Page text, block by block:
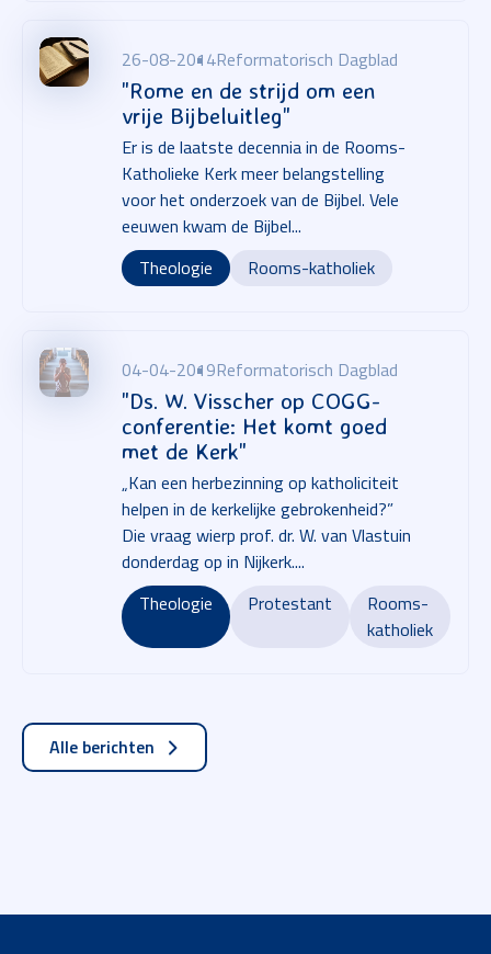
26-08-2014Reformatorisch Dagblad
"Rome en de strijd om een
vrije Bijbeluitleg"
Er is de laatste decennia in de Rooms-
Katholieke Kerk meer belangstelling
voor het onderzoek van de Bijbel. Vele
eeuwen kwam de Bijbel...
Theologie
Rooms-katholiek
04-04-2019Reformatorisch Dagblad
"Ds. W. Visscher op COGG-
conferentie: Het komt goed
met de Kerk"
„Kan een herbezinning op katholiciteit
helpen in de kerkelijke gebrokenheid?”
Die vraag wierp prof. dr. W. van Vlastuin
donderdag op in Nijkerk....
Theologie
Protestant
Rooms-
katholiek
Alle berichten